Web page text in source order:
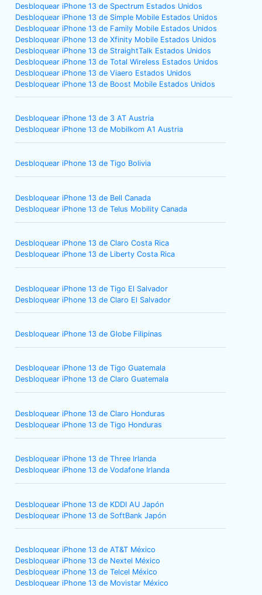
Desbloquear iPhone 13 de Spectrum Estados Unidos
Desbloquear iPhone 13 de Simple Mobile Estados Unidos
Desbloquear iPhone 13 de Family Mobile Estados Unidos
Desbloquear iPhone 13 de Xfinity Mobile Estados Unidos
Desbloquear iPhone 13 de StraightTalk Estados Unidos
Desbloquear iPhone 13 de Total Wireless Estados Unidos
Desbloquear iPhone 13 de Viaero Estados Unidos
Desbloquear iPhone 13 de Boost Mobile Estados Unidos
Desbloquear iPhone 13 de 3 AT Austria
Desbloquear iPhone 13 de Mobilkom A1 Austria
Desbloquear iPhone 13 de Tigo Bolivia
Desbloquear iPhone 13 de Bell Canada
Desbloquear iPhone 13 de Telus Mobility Canada
Desbloquear iPhone 13 de Claro Costa Rica
Desbloquear iPhone 13 de Liberty Costa Rica
Desbloquear iPhone 13 de Tigo El Salvador
Desbloquear iPhone 13 de Claro El Salvador
Desbloquear iPhone 13 de Globe Filipinas
Desbloquear iPhone 13 de Tigo Guatemala
Desbloquear iPhone 13 de Claro Guatemala
Desbloquear iPhone 13 de Claro Honduras
Desbloquear iPhone 13 de Tigo Honduras
Desbloquear iPhone 13 de Three Irlanda
Desbloquear iPhone 13 de Vodafone Irlanda
Desbloquear iPhone 13 de KDDI AU Japón
Desbloquear iPhone 13 de SoftBank Japón
Desbloquear iPhone 13 de AT&T México
Desbloquear iPhone 13 de Nextel México
Desbloquear iPhone 13 de Telcel México
Desbloquear iPhone 13 de Movistar México